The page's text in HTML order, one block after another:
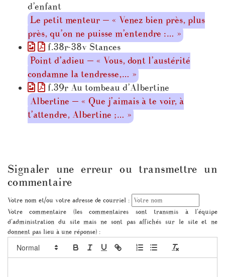
d’enfant
Le petit menteur — « Venez bien près, plus
près, qu’on ne puisse m’entendre :… »
f.38r-38v Stances
Point d’adieu — « Vous, dont l’austérité
condamne la tendresse,… »
f.39r Au tombeau d’Albertine
Albertine — « Que j’aimais à te voir, à
t’attendre, Albertine ;… »
Signaler une erreur ou transmettre un
commentaire
Votre nom et/ou votre adresse de courriel :
Votre commentaire (les commentaires sont transmis à l'équipe
d'administration du site mais ne sont pas affichés sur le site et ne
donnent pas lieu à une réponse) :